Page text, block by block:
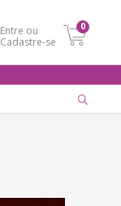
Entre ou
Cadastre-se
0